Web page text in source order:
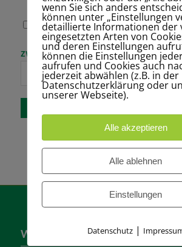
für
zwanzig − 19 =
Wer sind wir?
wenn Sie sich anders
können unter „Einstellungen
detaillierte Informationen der
eingesetzten Arten von
und deren Einstellungen
können die Einstellungen
aufrufen und Cookies auch
jederzeit abwählen (z.B. in der
Datenschutzerklärung oder
unserer Webseite).
Alle akzeptieren
Alle ablehnen
Einstellungen
Datenschutz|